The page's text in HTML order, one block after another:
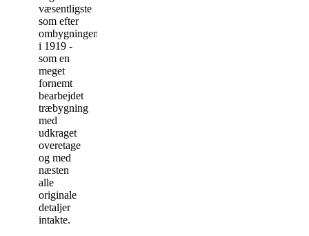
væsentligste
som efter
ombygningen
i 1919 -
som en
meget
fornemt
bearbejdet
træbygning
med
udkraget
overetage
og med
næsten
alle
originale
detaljer
intakte.